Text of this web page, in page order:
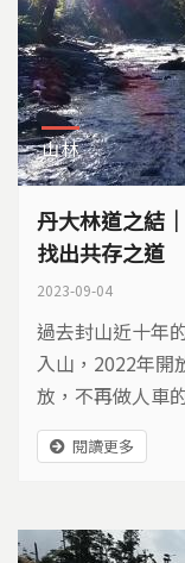
山林
丹大林道之結
找出共存之道
2023-09-04
過去封山近十年
入山，2022年開
放，不再做人車
你可以用你想要
閱讀更多